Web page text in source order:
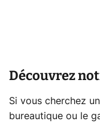
Découvrez
Si vous cherchez
bureautique ou le